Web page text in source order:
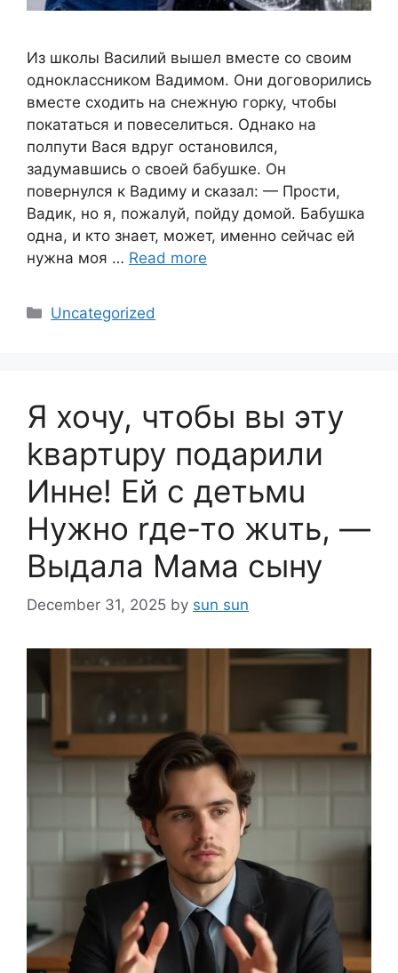
Из школы Василий вышел вместе со своим
одноклассником Вадимом. Они договорились
вместе сходить на снежную горку, чтобы
покататься и повеселиться. Однако на
полпути Вася вдруг остановился,
задумавшись о своей бабушке. Он
повернулся к Вадиму и сказал: — Прости,
Вадик, но я, пожалуй, пойду домой. Бабушка
одна, и кто знает, может, именно сейчас ей
нужна моя … Read more
Categories
Uncategorized
Я xoчу, чтoбы вы эту
kвартupy подарили
Иннe! Eй с дeтьмu
Hyжно rде-тo жuть, —
Bыдалa Maма cыну
December 31, 2025 by sun sun